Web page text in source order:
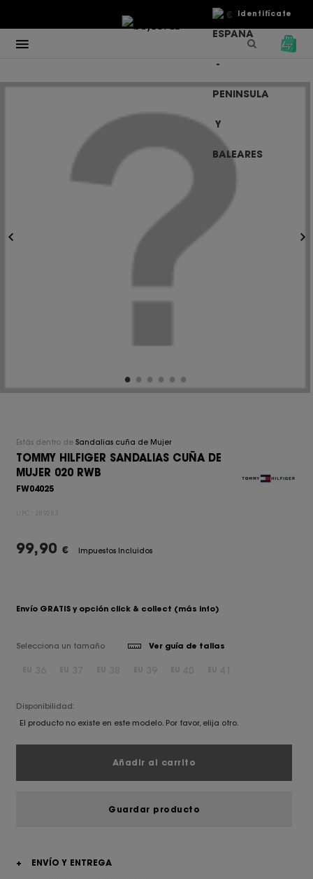
Identifícate
€
Estás dentro de Sandalias cuña de Mujer
TOMMY HILFIGER SANDALIAS CUÑA DE
MUJER 020 RWB
FW04025
UPC: 209283
99,90 € Impuestos Incluidos
Envío GRATIS y opción click & collect (más info)
Selecciona un tamaño Ver guía de tallas
Disponibilidad:
El producto no existe en este modelo. Por favor, elija otro.
Añadir al carrito
Guardar producto
+
ENVÍO Y ENTREGA